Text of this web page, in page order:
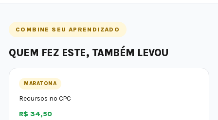
COMBINE SEU APRENDIZADO
QUEM FEZ ESTE, TAMBÉM LEVOU
MARATONA
Recursos no CPC
R$ 34,50